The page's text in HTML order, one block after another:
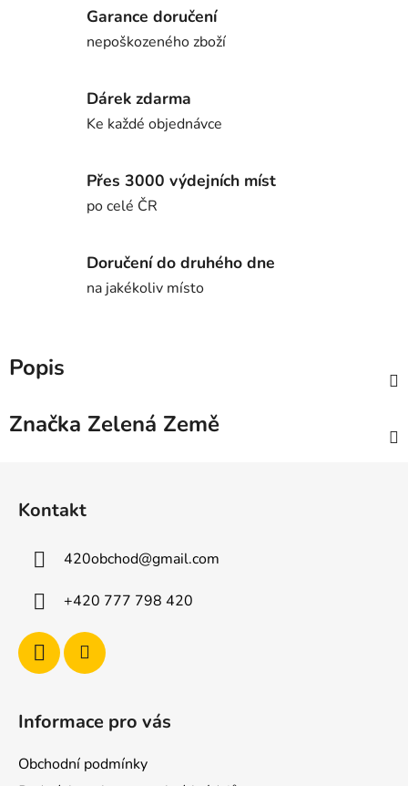
Garance doručení
nepoškozeného zboží
Dárek zdarma
Ke každé objednávce
Přes 3000 výdejních míst
po celé ČR
Doručení do druhého dne
na jakékoliv místo
Popis
Značka Zelená Země
Kontakt
420obchod@gmail.com
+420 777 798 420
Informace pro vás
Obchodní podmínky